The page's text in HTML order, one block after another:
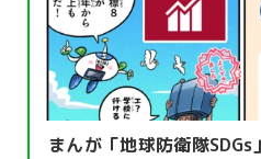
まんが「地球防衛隊